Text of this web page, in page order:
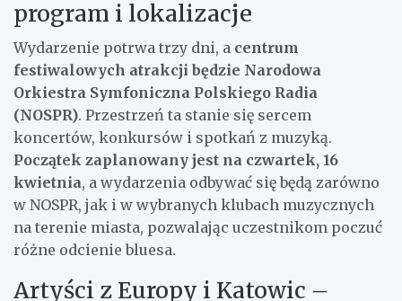
program i lokalizacje
Wydarzenie potrwa trzy dni, a centrum
festiwalowych atrakcji będzie Narodowa
Orkiestra Symfoniczna Polskiego Radia
(NOSPR). Przestrzeń ta stanie się sercem
koncertów, konkursów i spotkań z muzyką.
Początek zaplanowany jest na czwartek, 16
kwietnia, a wydarzenia odbywać się będą zarówno
w NOSPR, jak i w wybranych klubach muzycznych
na terenie miasta, pozwalając uczestnikom poczuć
różne odcienie bluesa.
Artyści z Europy i Katowic –